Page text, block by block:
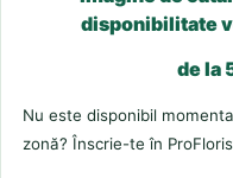
disponibilitate
de la
Nu este disponibil
zonă? Înscrie-te în